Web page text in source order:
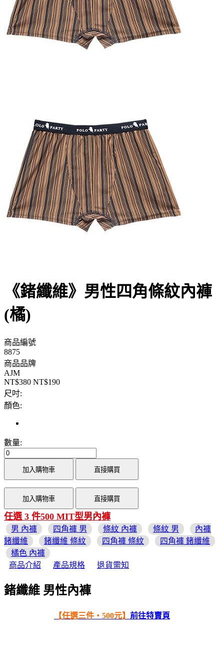
《鍺纖維》男性四角條紋內褲
(橘)
商品編號
8875
商品品牌
AJM
NT$380 NT$190
尺吋:
顏色:
數量:
加入購物車 直接購買
加入購物車 直接購買
任選 3 件500 MIT型男內褲
男 內褲 四角褲 男 條紋 內褲 條紋 男
內褲
鍺纖維
鍺纖維 條紋 四角褲 條紋
四角褲 鍺纖維
橘色 內褲
商品介紹
產品規格 退貨需知
鍺纖維 男性內褲
【任選三件‧500元】 前往特賣頁